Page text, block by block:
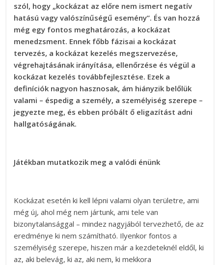
szól, hogy „kockázat az előre nem ismert negatív
hatású vagy valószínűségű esemény”. És van hozzá
még egy fontos meghatározás, a kockázat
menedzsment. Ennek főbb fázisai a kockázat
tervezés, a kockázat kezelés megszervezése,
végrehajtásának irányítása, ellenőrzése és végül a
kockázat kezelés továbbfejlesztése. Ezek a
definíciók nagyon hasznosak, ám hiányzik belőlük
valami – éspedig a személy, a személyiség szerepe –
jegyezte meg, és ebben próbált ő eligazítást adni
hallgatóságának.
Játékban mutatkozik meg a valódi énünk
Kockázat esetén ki kell lépni valami olyan területre, ami
még új, ahol még nem jártunk, ami tele van
bizonytalansággal – mindez nagyjából tervezhető, de az
eredménye ki nem számítható. Ilyenkor fontos a
személyiség szerepe, hiszen már a kezdeteknél eldől, ki
az, aki belevág, ki az, aki nem, ki mekkora